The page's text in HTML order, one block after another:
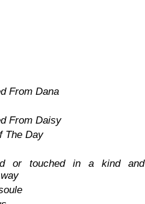
From Dana
From Daisy
The Day
or touched in a kind and